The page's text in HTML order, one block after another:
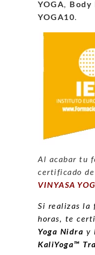
YOGA,
YOGA10.
Al acabar tu
certificado de
VINYASA
Si realizas la
horas, te
Yoga Nidra y
KaliYoga™